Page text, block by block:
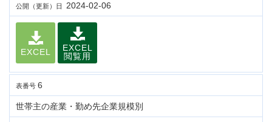
公開（更新）日 2024-02-06
EXCEL
EXCEL
閲覧用
表番号 6
世帯主の産業・勤め先企業規模別